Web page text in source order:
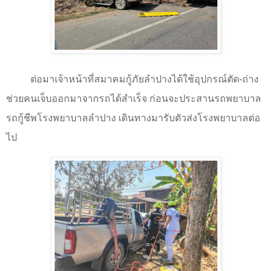
ต่อมาเจ้าหน้าที่สมาคมกู้ภัยลำปางได้ใช้อุปกรณ์ตัด-ถ่าง
ช่วยคนเจ็บออกมาจากรถได้สำเร็จ ก่อนจะประสานรถพยาบาล
รถกู้ชีพโรงพยาบาลลำปาง เดินทางมารับตัวส่งโรงพยาบาลต่อ
ไป